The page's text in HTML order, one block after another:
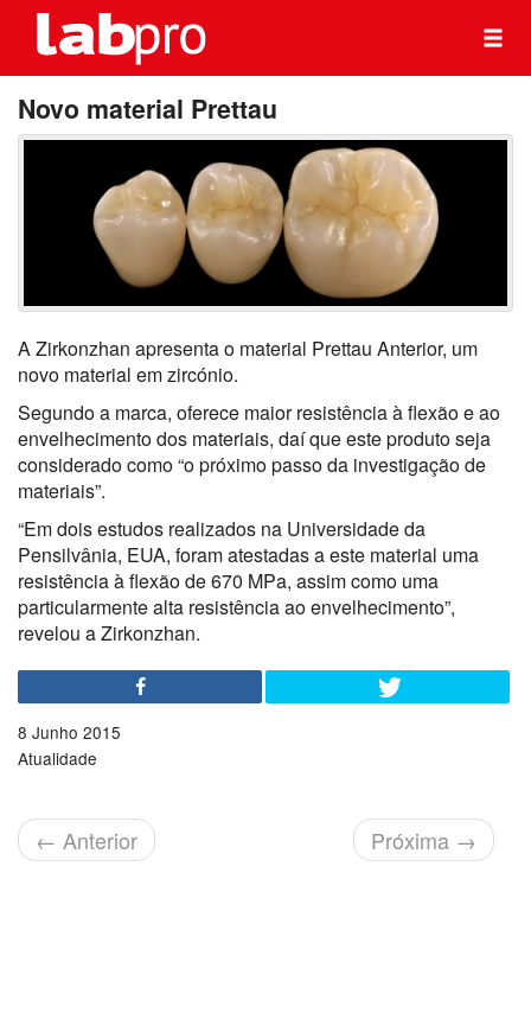
Novo material Prettau
A Zirkonzhan apresenta o material Prettau Anterior, um
novo material em zircónio.
Segundo a marca, oferece maior resistência à flexão e ao
envelhecimento dos materiais, daí que este produto seja
considerado como “o próximo passo da investigação de
materiais”.
“Em dois estudos realizados na Universidade da
Pensilvânia, EUA, foram atestadas a este material uma
resistência à flexão de 670 MPa, assim como uma
particularmente alta resistência ao envelhecimento”,
revelou a Zirkonzhan.
8 Junho 2015
Atualidade
← Anterior Próxima →